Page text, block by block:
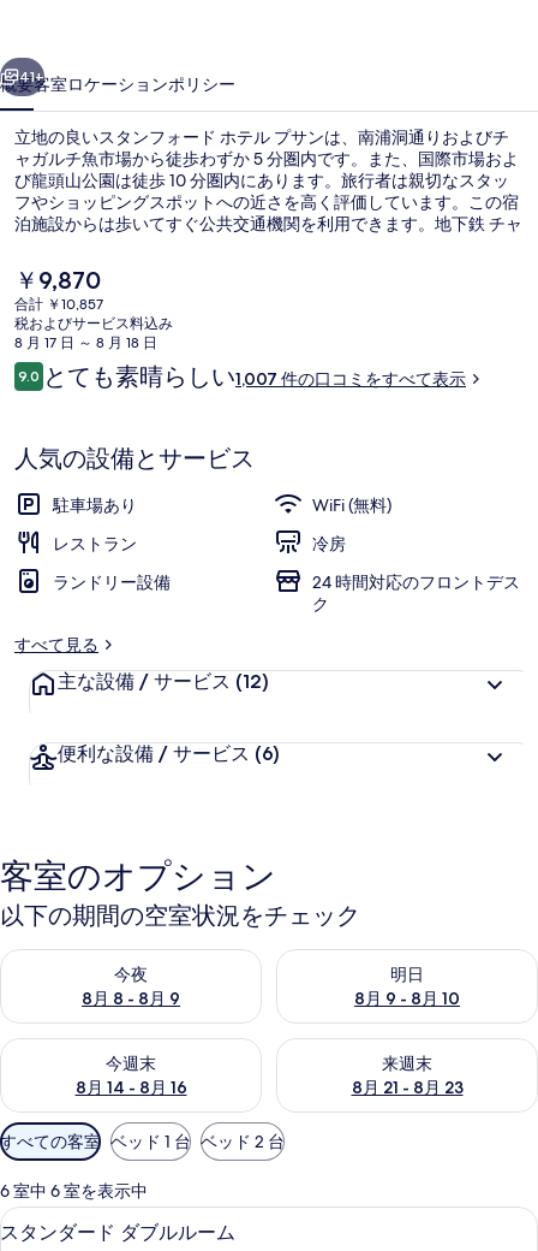
ホ
テ
ル
プ
サ
ン
の
写
真
ャ
ラ
リ
ー
41+
概要客室ロケーションポリシー
立地の良いスタンフォード ホテル プサンは、南浦洞通りおよびチ
ャガルチ魚市場から徒歩わずか 5 分圏内です。また、国際市場およ
び龍頭山公園は徒歩 10 分圏内にあります。旅行者は親切なスタッ
フやショッピングスポットへの近さを高く評価しています。この宿
泊施設からは歩いてすぐ公共交通機関を利用できます。地下鉄 チャ
現
在
の
料
金
は
す
￥9,870
合計 ￥10,857
税およびサービス料込み
8 月 17 日 ～ 8 月 18 日
口
コ
9.010段階中9.0
とても素晴らしい1,007 件の口コミをすべて表示
人気の設備とサービス
駐車場あり
WiFi (無料)
レストラン
冷房
ランドリー設備
24 時間対応のフロントデス
ク
すべて見る
主な設備 / サービス (12)
便利な設備 / サービス (6)
客室のオプション
以下の期間の空室状況をチェック
今夜
8月 8 - 8月 9
今夜 8月 8 - 8月 9 の空室状況をチェック
明日
8月 9 - 8月 10
明日 8月 9 - 8月 10 の空室状
今週末
8月 14 - 8月 16
今週末 8月 14 - 8月 16 の空室状況をチェック
来週末
8月 21 - 8月 23
来週末 8月 21 - 8月 23 の空室
利
用
可
能
な
すべての客室 ベッド 1 台 ベッド 2 台
6 室中 6 室を表示中
ス
高級寝具、羽毛の掛け布団、セーフ
5
スタンダード ダブルルーム